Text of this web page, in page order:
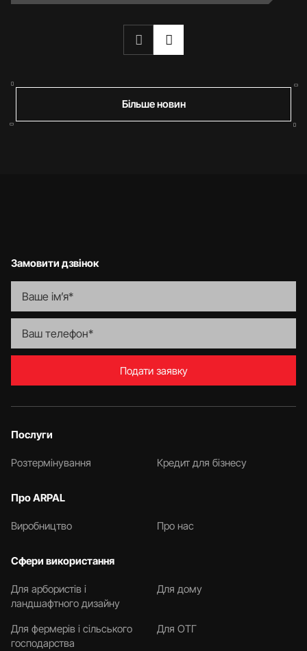
Більше новин
Замовити дзвінок
Подати заявку
Послуги
Розтермінування Кредит для бізнесу
Про ARPAL
Виробництво Про нас
Сфери використання
Для арбористів і
ландшафтного дизайну
Для дому
Для фермерів і сільського
господарства
Для ОТГ